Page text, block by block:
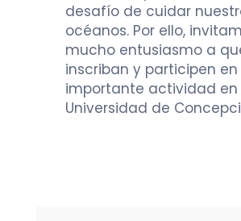
desafío de cuidar
océanos. Por ello,
mucho entusiasmo a
inscriban y participen
importante actividad en
Universidad de